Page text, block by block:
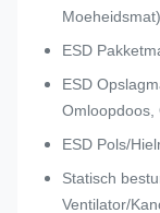
Moeheidsmat),
ESD
ESD
Omloopdoos,
ESD Pols/
Statisch
Ventilator/